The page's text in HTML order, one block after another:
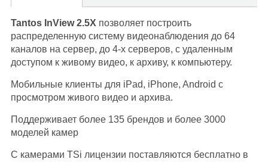
Tantos InView 2.5X позволяет построить
распределенную систему видеонаблюдения до 64
каналов на сервер, до 4-х серверов, с удаленным
доступом к живому видео, к архиву, к компьютеру.
Мобильные клиенты для iPad, iPhone, Android с
просмотром живого видео и архива.
Поддерживает более 135 брендов и более 3000
моделей камер
С камерами TSi лицензии поставляются бесплатно в